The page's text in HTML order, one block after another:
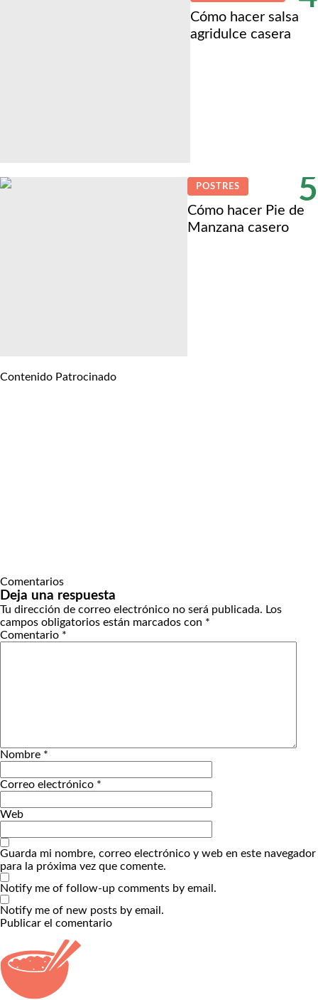
Cómo hacer salsa
agridulce casera
5
POSTRES
Cómo hacer Pie de
Manzana casero
Contenido Patrocinado
Comentarios
Deja una respuesta
Tu dirección de correo electrónico no será publicada. Los
campos obligatorios están marcados con *
Comentario *
Nombre *
Correo electrónico *
Web
Guarda mi nombre, correo electrónico y web en este navegador
para la próxima vez que comente.
Notify me of follow-up comments by email.
Notify me of new posts by email.